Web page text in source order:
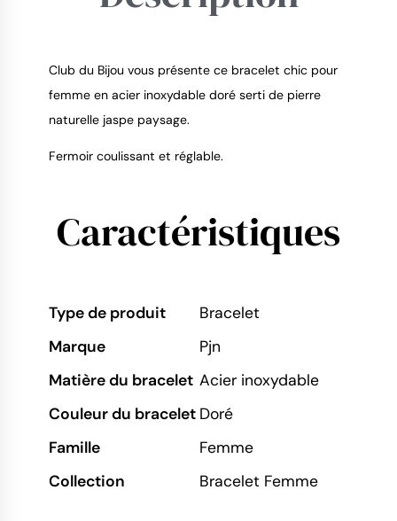
Club du Bijou vous présente ce bracelet chic pour
femme en acier inoxydable doré serti de pierre
naturelle jaspe paysage.
Fermoir coulissant et réglable.
Caractéristiques
Type de produit
Bracelet
Marque
Pjn
Matière du bracelet Acier inoxydable
Couleur du bracelet Doré
Famille
Femme
Collection
Bracelet Femme